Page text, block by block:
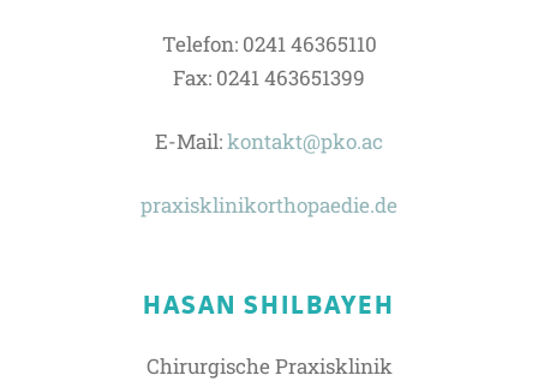
Telefon: 0241 46365110
Fax: 0241 463651399
E-Mail:kontakt@pko.ac
praxisklinikorthopaedie.de
HASAN SHILBAYEH
Chirurgische Praxisklinik